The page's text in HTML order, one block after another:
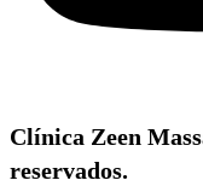
Clínica Zeen
reservados.